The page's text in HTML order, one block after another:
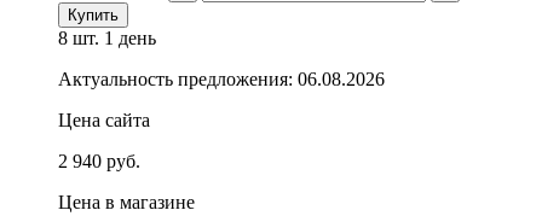
Купить
8 шт. 1 день
Актуальность предложения: 06.08.2026
Цена сайта
2 940 руб.
Цена в магазине